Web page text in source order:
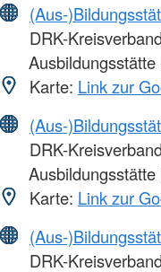
(Aus-
DRK-
Karte: Link zur
(Aus-
DRK-
Karte: Link zur
(Aus-
DRK-